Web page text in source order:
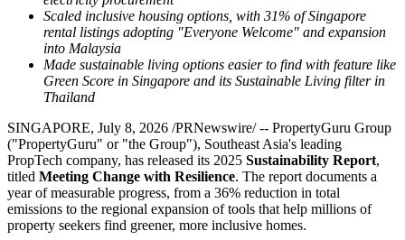
More Resilient and Inclusive
Urban Futures Across
Southeast Asia
Publish date: 08 Jul 2026
Commitment to set Science-Based Targets, while maintaining
net-zero Scope 2 emissions through 100% renewable
electricity procurement
Scaled inclusive housing options, with 31% of Singapore
rental listings adopting "Everyone Welcome" and expansion